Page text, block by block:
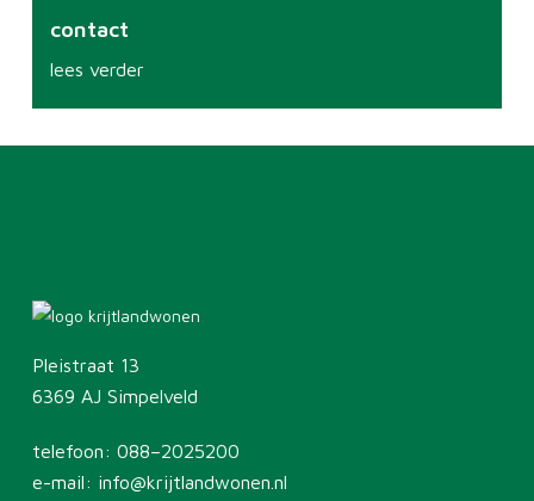
contact
lees verder
Pleistraat 13
6369 AJ Simpelveld
telefoon: 088–2025200
e-mail: info@krijtlandwonen.nl